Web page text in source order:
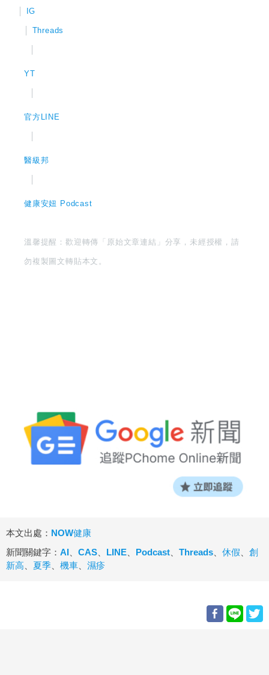
IG
Threads
YT
官方LINE
醫級邦
健康安妞 Podcast
溫馨提醒：歡迎轉傳「原始文章連結」分享，未經授權，請
勿複製圖文轉貼本文。
本文出處： NOW健康
新聞關鍵字： AI CAS LINE Podcast Threads 休假
創
新高
夏季 機車 濕疹